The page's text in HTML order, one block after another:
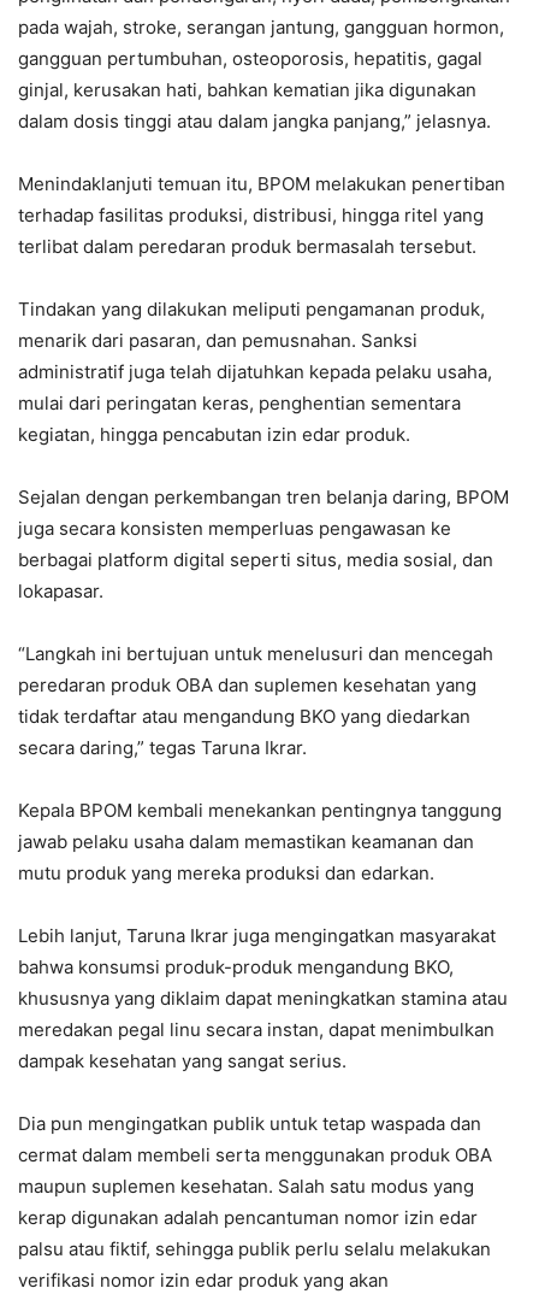
pada wajah, stroke, serangan jantung, gangguan hormon,
gangguan pertumbuhan, osteoporosis, hepatitis, gagal
ginjal, kerusakan hati, bahkan kematian jika digunakan
dalam dosis tinggi atau dalam jangka panjang,” jelasnya.
Menindaklanjuti temuan itu, BPOM melakukan penertiban
terhadap fasilitas produksi, distribusi, hingga ritel yang
terlibat dalam peredaran produk bermasalah tersebut.
Tindakan yang dilakukan meliputi pengamanan produk,
menarik dari pasaran, dan pemusnahan. Sanksi
administratif juga telah dijatuhkan kepada pelaku usaha,
mulai dari peringatan keras, penghentian sementara
kegiatan, hingga pencabutan izin edar produk.
Sejalan dengan perkembangan tren belanja daring, BPOM
juga secara konsisten memperluas pengawasan ke
berbagai platform digital seperti situs, media sosial, dan
lokapasar.
“Langkah ini bertujuan untuk menelusuri dan mencegah
peredaran produk OBA dan suplemen kesehatan yang
tidak terdaftar atau mengandung BKO yang diedarkan
secara daring,” tegas Taruna Ikrar.
Kepala BPOM kembali menekankan pentingnya tanggung
jawab pelaku usaha dalam memastikan keamanan dan
mutu produk yang mereka produksi dan edarkan.
Lebih lanjut, Taruna Ikrar juga mengingatkan masyarakat
bahwa konsumsi produk-produk mengandung BKO,
khususnya yang diklaim dapat meningkatkan stamina atau
meredakan pegal linu secara instan, dapat menimbulkan
dampak kesehatan yang sangat serius.
Dia pun mengingatkan publik untuk tetap waspada dan
cermat dalam membeli serta menggunakan produk OBA
maupun suplemen kesehatan. Salah satu modus yang
kerap digunakan adalah pencantuman nomor izin edar
palsu atau fiktif, sehingga publik perlu selalu melakukan
verifikasi nomor izin edar produk yang akan